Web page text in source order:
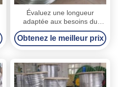
Évaluez une longueur
adaptée aux besoins du
client excellent par
Formability de fil machine
d'acier inoxydable
Obtenez le meilleur prix